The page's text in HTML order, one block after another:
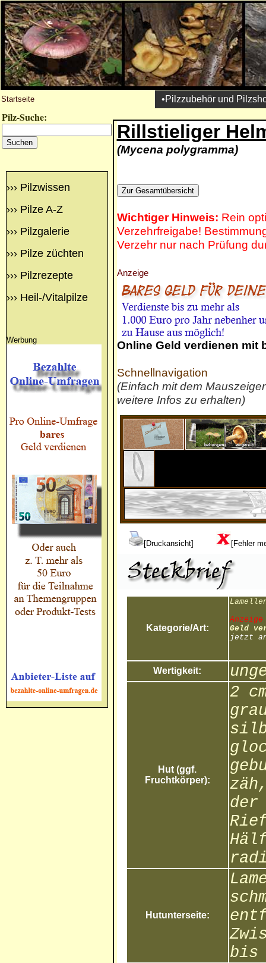
Startseite •Pilzzubehör und
Pilz-Suche:
››› Pilzwissen
››› Pilze A-Z
››› Pilzgalerie
››› Pilze züchten
››› Pilzrezepte
››› Heil-/Vitalpilze
Werbung
Rillstieliger
(Mycena polygramma)
Wichtiger Hinweis: Rein
Verzehrfreigabe!
Verzehr nur nach Prüfung
Anzeige
Online Geld verdienen mit
Schnellnavigation
(Einfach mit dem
weitere Infos zu erhalten)
[Druckansicht] [Fehler
Kategorie/Art:
Anzeige
Geld
jetzt
Wertigkeit:
Hut (ggf.
Fruchtkörper):
2
der
Hutunterseite:
bis